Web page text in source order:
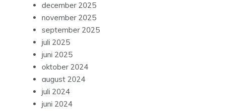
december 2025
november 2025
september 2025
juli 2025
juni 2025
oktober 2024
august 2024
juli 2024
juni 2024